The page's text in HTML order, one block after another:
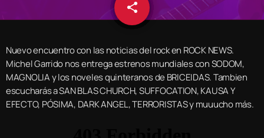
share
email
Nuevo encuentro con las noticias del rock en ROCK NEWS.
Michel Garrido nos entrega estrenos mundiales con SODOM,
MAGNOLIA y los noveles quinteranos de BRICEIDAS. Tambien
escucharás a SAN BLAS CHURCH, SUFFOCATION, KAUSA Y
EFECTO, PÓSIMA, DARK ANGEL, TERRORISTAS y muuucho más.